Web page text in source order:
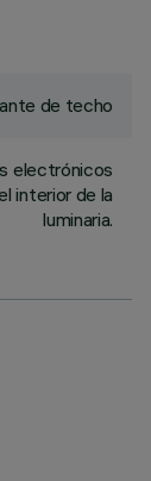
de techo
electrónicos
interior de la
luminaria.